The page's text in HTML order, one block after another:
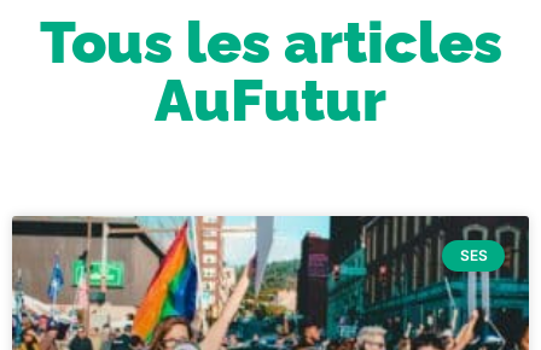
Tous les articles
AuFutur
SES